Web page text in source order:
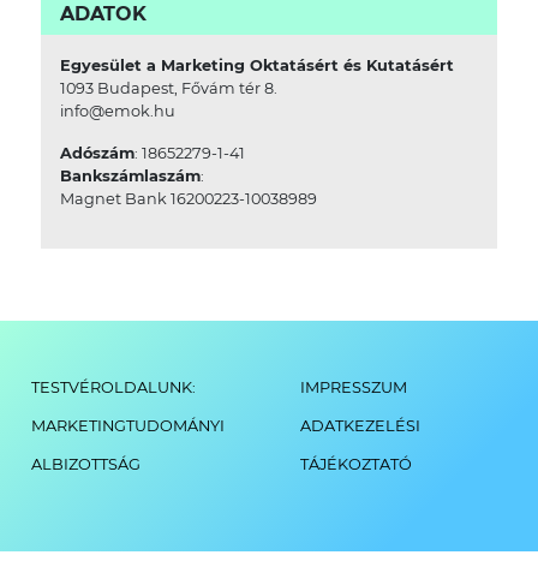
ADATOK
Egyesület a Marketing Oktatásért és Kutatásért
1093 Budapest, Fővám tér 8.
info@emok.hu
Adószám: 18652279-1-41
Bankszámlaszám:
Magnet Bank 16200223-10038989
TESTVÉROLDALUNK:
MARKETINGTUDOMÁNYI
ALBIZOTTSÁG
IMPRESSZUM
ADATKEZELÉSI
TÁJÉKOZTATÓ